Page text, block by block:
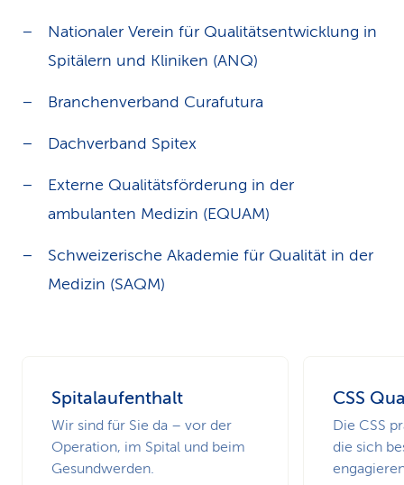
Nationaler Verein für Qualitätsentwicklung in
Spitälern und Kliniken (ANQ)
Branchenverband Curafutura
Dachverband Spitex
Externe Qualitätsförderung in der
ambulanten Medizin (EQUAM)
Schweizerische Akademie für Qualität in der
Medizin (SAQM)
Spitalaufenthalt
Wir sind für Sie da – vor der
Operation, im Spital und beim
Gesundwerden.
CSS
Die CSS
die sich